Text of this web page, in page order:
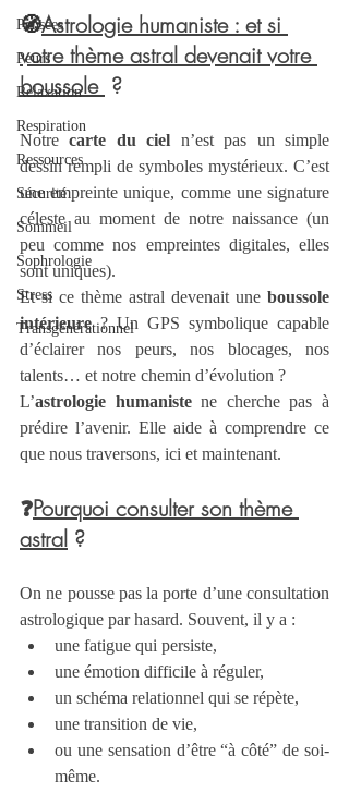
Pensées
Peurs
Relaxation
Respiration
Ressources
Sécurité
Sommeil
Sophrologie
Stress
Transgénérationnel
🧭Astrologie humaniste : et si
votre thème astral devenait votre
boussole ?
Notre carte du ciel n’est pas un simple
dessin rempli de symboles mystérieux. C’est
une empreinte unique, comme une signature
céleste au moment de notre naissance (un
peu comme nos empreintes digitales, elles
sont uniques).
Et si ce thème astral devenait une boussole
intérieure ? Un GPS symbolique capable
d’éclairer nos peurs, nos blocages, nos
talents… et notre chemin d’évolution ?
L’astrologie humaniste ne cherche pas à
prédire l’avenir. Elle aide à comprendre ce
que nous traversons, ici et maintenant.
❓Pourquoi consulter son thème
astral ?
On ne pousse pas la porte d’une consultation
astrologique par hasard. Souvent, il y a :
une fatigue qui persiste,
une émotion difficile à réguler,
un schéma relationnel qui se répète,
une transition de vie,
ou une sensation d’être “à côté” de soi-
même.